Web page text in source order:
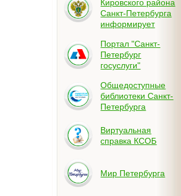
Кировского района
Санкт-Петербурга
информирует
Портал "Санкт-
Петербург
госуслуги"
Общедоступные
библиотеки Санкт-
Петербурга
Виртуальная
справка КСОБ
Мир Петербурга